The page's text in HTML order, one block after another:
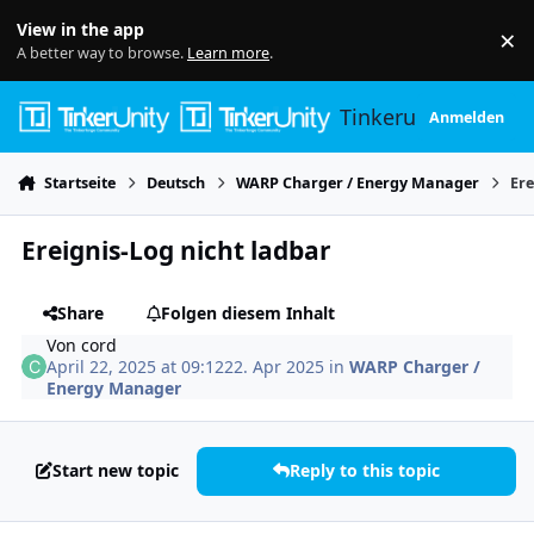
View in the app
A better way to browse. Learn more. ×
TinkerunityAnmelden
Startseite Deutsch WARP Charger / Energy Manager
Ereignis-Log nicht ladbar
Share
Folgen diesem Inhalt
Voncord
April 22, 2025 at 09:1222. Apr 2025 inWARP Charger /
Energy Manager
Start new topic Reply to this topic